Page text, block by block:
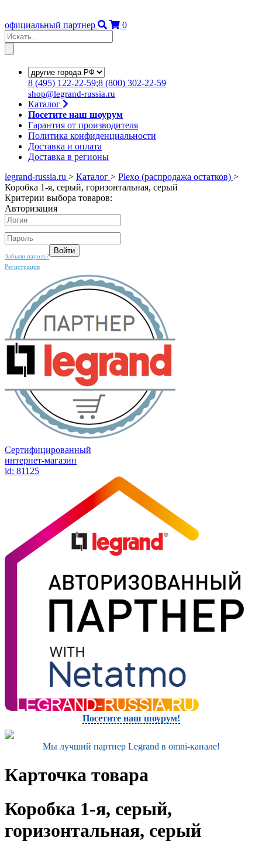
официальный партнер 0
8 (495) 122-22-59;8 (800) 302-22-59
shop@legrand-russia.ru
Каталог
Посетите наш шоурум
Гарантия от производителя
Политика конфиденциальности
Доставка и оплата
Доставка в регионы
legrand-russia.ru > Каталог > Plexo (распродажа остатков) >
Коробка 1-я, серый, горизонтальная, серый
Критерии выбора товаров:
Авторизация
Забыли пароль?
Регистрация
Сертифицированный
интернет-магазин
id: 81125
Посетите наш шоурум!
Мы лучший партнер Legrand в omni-канале!
Карточка товара
Коробка 1-я, серый,
горизонтальная, серый